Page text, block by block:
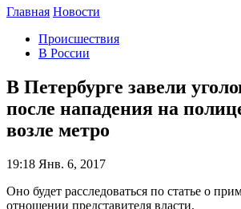
Главная Новости
Происшествия
В России
В Петербурге завели
после нападения на
возле метро
19:18 Янв. 6, 2017
Оно будет расследоваться по статье о
отношении представителя власти.